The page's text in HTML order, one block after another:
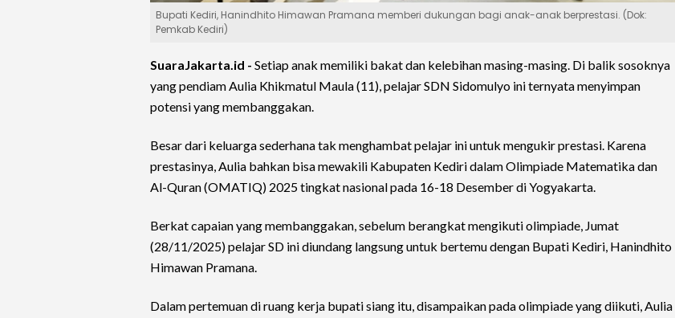
Bupati Kediri, Hanindhito Himawan Pramana memberi dukungan bagi anak-anak berprestasi. (Dok:
Pemkab Kediri)
SuaraJakarta.id - Setiap anak memiliki bakat dan kelebihan masing-masing. Di balik sosoknya
yang pendiam Aulia Khikmatul Maula (11), pelajar SDN Sidomulyo ini ternyata menyimpan
potensi yang membanggakan.
Besar dari keluarga sederhana tak menghambat pelajar ini untuk mengukir prestasi. Karena
prestasinya, Aulia bahkan bisa mewakili Kabupaten Kediri dalam Olimpiade Matematika dan
Al-Quran (OMATIQ) 2025 tingkat nasional pada 16-18 Desember di Yogyakarta.
Berkat capaian yang membanggakan, sebelum berangkat mengikuti olimpiade, Jumat
(28/11/2025) pelajar SD ini diundang langsung untuk bertemu dengan Bupati Kediri, Hanindhito
Himawan Pramana.
Dalam pertemuan di ruang kerja bupati siang itu, disampaikan pada olimpiade yang diikuti, Aulia